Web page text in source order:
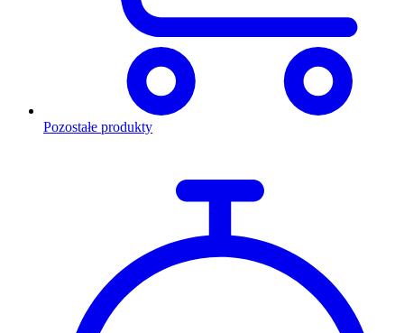
Pozostałe produkty